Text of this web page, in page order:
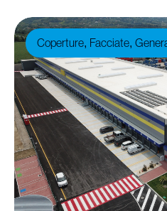
Coperture, Facciate,